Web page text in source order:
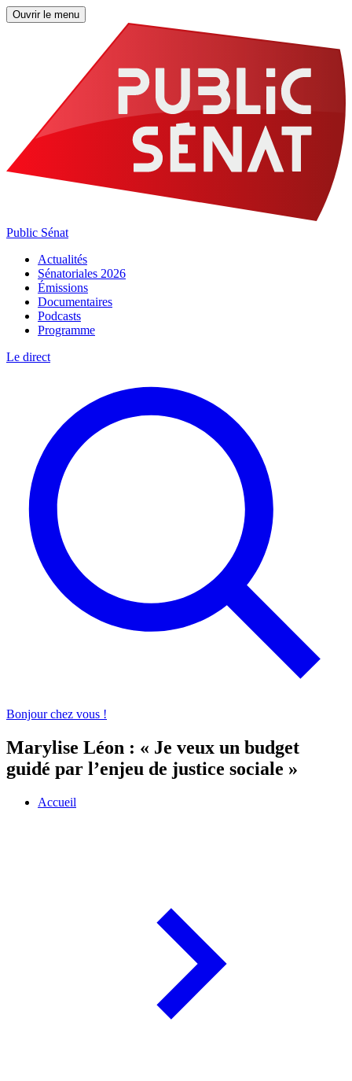
Ouvrir le menu
Public Sénat
Actualités
Sénatoriales 2026
Émissions
Documentaires
Podcasts
Programme
Le direct
Bonjour chez vous !
Marylise Léon : « Je veux un budget
guidé par l’enjeu de justice sociale »
Accueil